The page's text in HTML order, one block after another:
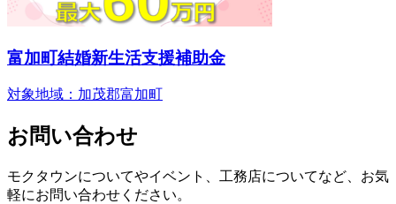
富加町結婚新生活支援補助金
対象地域：加茂郡富加町
お問い合わせ
モクタウンについてやイベント、工務店についてなど、お気
軽にお問い合わせください。